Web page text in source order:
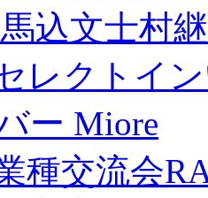
込文士村
レクトイ
ー Miore
種交流会